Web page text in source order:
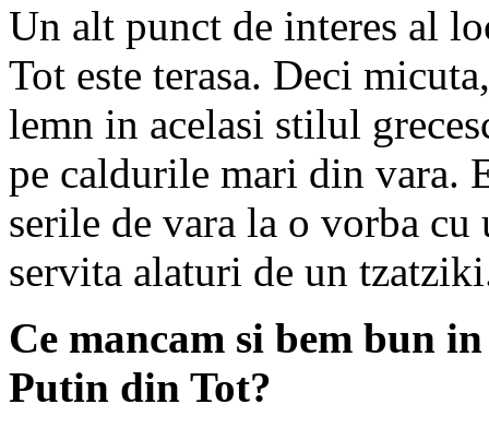
Un alt punct de interes al
Tot este terasa. Deci
lemn in acelasi stilul
pe caldurile mari din vara.
serile de vara la o vorba
servita alaturi de un
Ce mancam si bem bun
Putin din Tot?